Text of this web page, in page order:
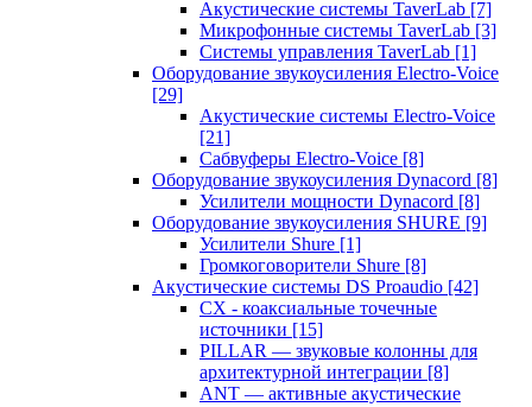
Акустические системы TaverLab [7]
Микрофонные системы TaverLab [3]
Системы управления TaverLab [1]
Оборудование звукоусиления Electro-Voice
[29]
Акустические системы Electro-Voice
[21]
Сабвуферы Electro-Voice [8]
Оборудование звукоусиления Dynacord [8]
Усилители мощности Dynacord [8]
Оборудование звукоусиления SHURE [9]
Усилители Shure [1]
Громкоговорители Shure [8]
Акустические системы DS Proaudio [42]
CX - коаксиальные точечные
источники [15]
PILLAR — звуковые колонны для
архитектурной интеграции [8]
ANT — активные акустические